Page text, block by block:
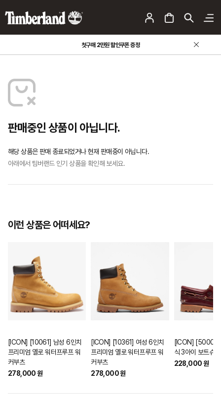
첫구매 2만원 할인쿠폰 증정
판매중인 상품이 아닙니다.
해당 상품은 판매 종료되었거나 현재 판매중이 아닙니다.
아래에서 팀버랜드 인기 상품을 확인해 보세요.
이런 상품은 어떠세요?
[ICON] [10061] 남성 6인치
프리미엄 옐로 워터프루프 워
커부츠
278,000 원
[ICON] [10361] 여성 6인치
프리미엄 옐로 워터프루프 워
커부츠
278,000 원
[ICON] [50009]
식 3아이 보트슈
228,000 원